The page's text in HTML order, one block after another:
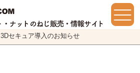
3Dセキュア導入のお知らせ